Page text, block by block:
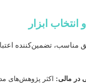
ابزار
تضمین‌کننده اعتبار و
اکثر پژوهش‌های